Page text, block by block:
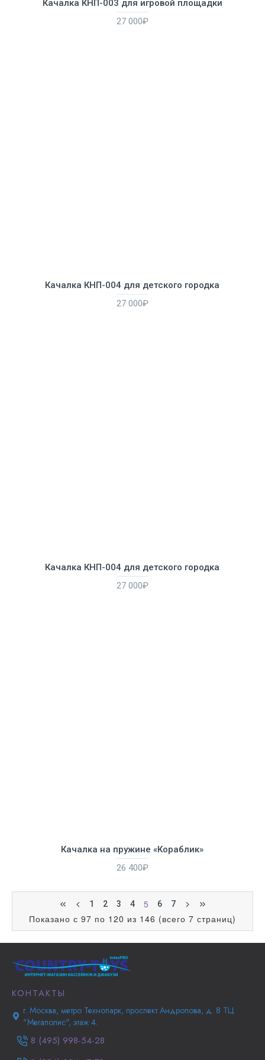
Качалка КНП-003 для игровой площадки
27 000₽
Качалка КНП-004 для детского городка
27 000₽
Качалка КНП-004 для детского городка
27 000₽
Качалка на пружине «Кораблик»
26 400₽
1 2 3 4 5 6 7
Показано с 97 по 120 из 146 (всего 7 страниц)
КОНТАКТЫ
г. Москва, метро Технопарк, проспект Андропова, д. 8 ТЦ
"Мегаполис", этаж 4.
8 (495) 998-54-28